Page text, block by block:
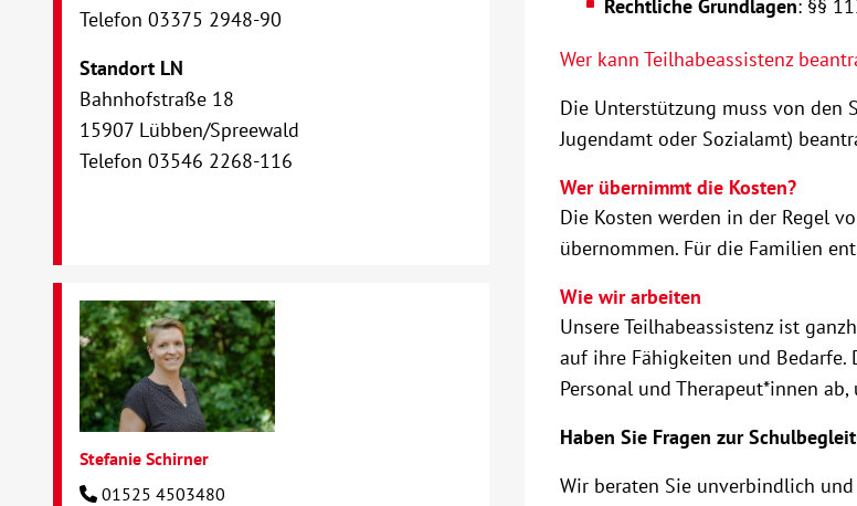
Rechtliche Grundlagen: §§
Wer kann Teilhabeassistenz
Die Unterstützung muss von den
Jugendamt oder Sozialamt)
Wer übernimmt die Kosten?
Die Kosten werden in der Regel
übernommen. Für die Familien
Wie wir arbeiten
Unsere Teilhabeassistenz ist
auf ihre Fähigkeiten und
Personal und Therapeut*innen
Haben Sie Fragen zur
Wir beraten Sie unverbindlich
Telefon 03375 2948-90
Standort LN
Bahnhofstraße 18
15907 Lübben/Spreewald
Telefon 03546 2268-116
Stefanie Schirner
01525 4503480